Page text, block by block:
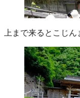
上まで来るとこじん